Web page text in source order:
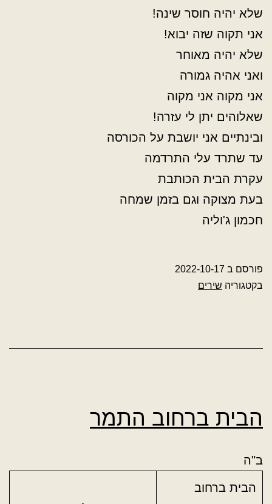
שלא יהיה חוסר שינה!
אני תקוה שזה יבוא!
שלא יהיה מאוחר
ואני אהיה גמורה
אני מקוה אני מקוה
שאלוהים יתן לי עזרה!
ובינתיים אני יושבת על הכורסה
עד שתרד עלי התרדמה
עקרת הבית הכותבת
בעת מצוקה וגם בזמן שמחה
חכמון ג'וליה
פורסם ב 2022-10-17
בקטגוריה שירים
הבית ברחוב התמר
ב"ה
הבית ברחוב